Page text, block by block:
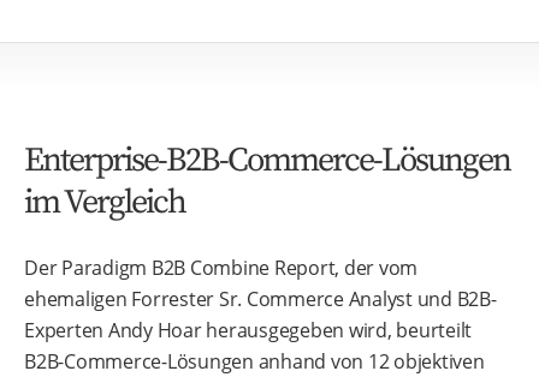
Enterprise-B2B-Commerce-Lösungen
im Vergleich
Der Paradigm B2B Combine Report, der vom
ehemaligen Forrester Sr. Commerce Analyst und B2B-
Experten Andy Hoar herausgegeben wird, beurteilt
B2B-Commerce-Lösungen anhand von 12 objektiven